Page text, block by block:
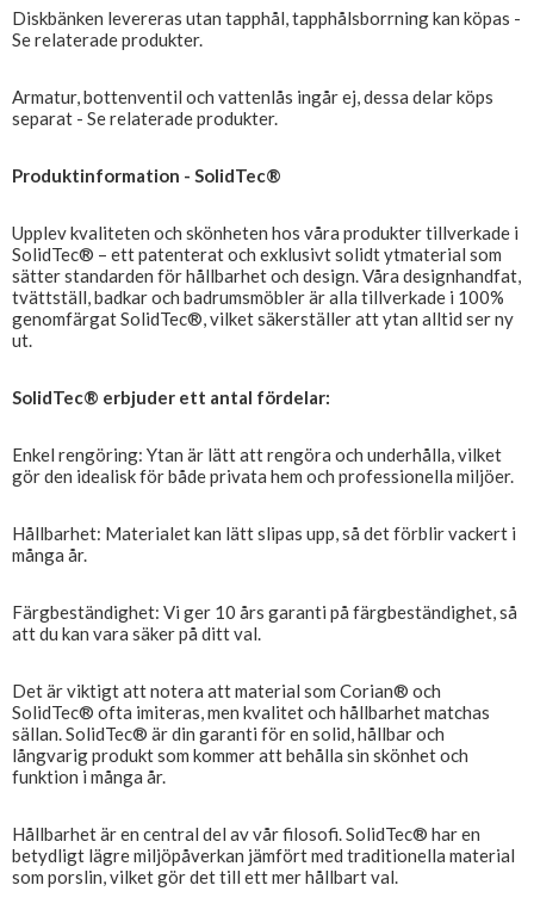
Diskbänken levereras utan tapphål, tapphålsborrning kan köpas -
Se relaterade produkter.
Armatur, bottenventil och vattenlås ingår ej, dessa delar köps
separat - Se relaterade produkter.
Produktinformation - SolidTec®
Upplev kvaliteten och skönheten hos våra produkter tillverkade i
SolidTec® – ett patenterat och exklusivt solidt ytmaterial som
sätter standarden för hållbarhet och design. Våra designhandfat,
tvättställ, badkar och badrumsmöbler är alla tillverkade i 100%
genomfärgat SolidTec®, vilket säkerställer att ytan alltid ser ny
ut.
SolidTec® erbjuder ett antal fördelar:
Enkel rengöring: Ytan är lätt att rengöra och underhålla, vilket
gör den idealisk för både privata hem och professionella miljöer.
Hållbarhet: Materialet kan lätt slipas upp, så det förblir vackert i
många år.
Färgbeständighet: Vi ger 10 års garanti på färgbeständighet, så
att du kan vara säker på ditt val.
Det är viktigt att notera att material som Corian® och
SolidTec® ofta imiteras, men kvalitet och hållbarhet matchas
sällan. SolidTec® är din garanti för en solid, hållbar och
långvarig produkt som kommer att behålla sin skönhet och
funktion i många år.
Hållbarhet är en central del av vår filosofi. SolidTec® har en
betydligt lägre miljöpåverkan jämfört med traditionella material
som porslin, vilket gör det till ett mer hållbart val.